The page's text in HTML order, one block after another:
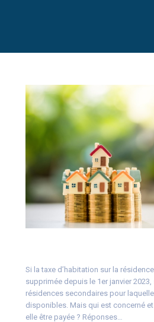
Si la taxe d’habitation sur la
supprimée depuis le 1er janvier
résidences secondaires pour
disponibles. Mais qui est concerné
elle être payée ? Réponses…